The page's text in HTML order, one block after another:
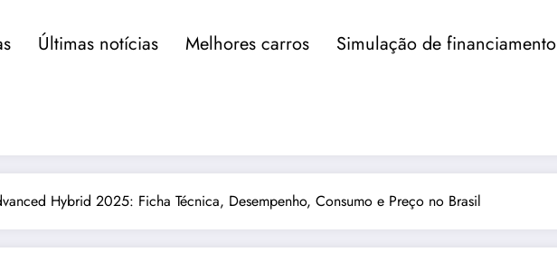
Últimas notícias Melhores carros Simulação de financiamento
Hybrid 2025: Ficha Técnica, Desempenho, Consumo e Preço no Brasil